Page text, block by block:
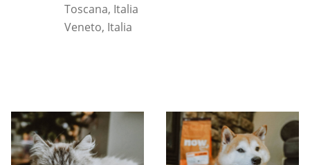
Toscana, Italia
Veneto, Italia